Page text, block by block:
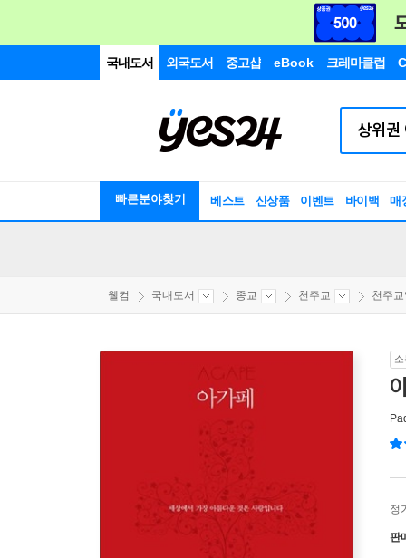
국내도서 외국도서 중고샵 eBook 크레마클럽
빠른분야찾기 베스트 신상품 이벤트 바이백 매
웰컴 국내도서 종교 천주교 천주
정
판